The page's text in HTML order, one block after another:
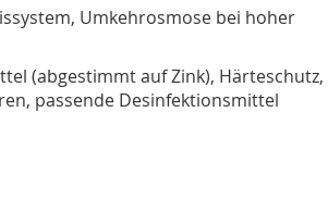
Umkehrosmose bei hoher
(abgestimmt auf Zink), Härteschutz,
passende Desinfektionsmittel